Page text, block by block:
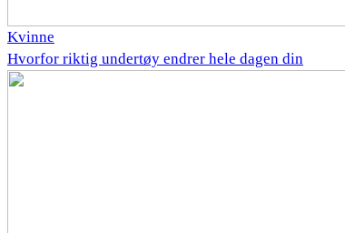
Kvinne
Hvorfor riktig undertøy endrer hele dagen din